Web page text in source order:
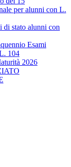
per alunni con L.
di stato alunni con
Esami
104
2026